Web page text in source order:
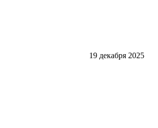
19 декабря 2025